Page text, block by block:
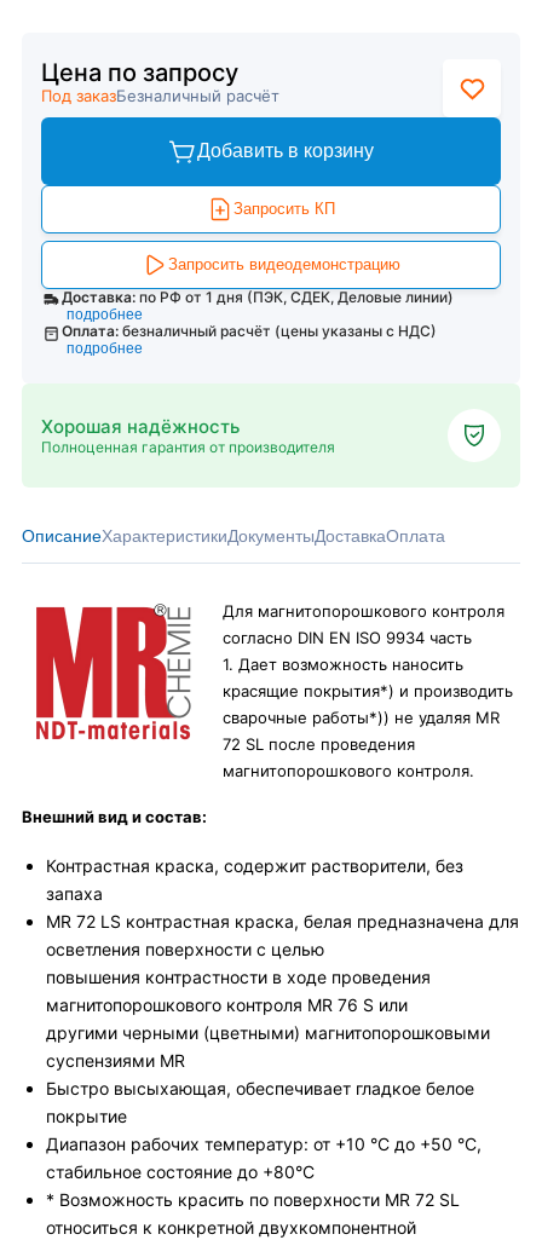
Цена по запросу
Под заказБезналичный расчёт
Добавить в корзину
Запросить КП
Запросить видеодемонстрацию
Доставка: по РФ от 1 дня (ПЭК, СДЕК, Деловые линии)
подробнее
Оплата: безналичный расчёт (цены указаны с НДС)
подробнее
Хорошая надёжность
Полноценная гарантия от производителя
ОписаниеХарактеристикиДокументыДоставкаОплата
Для магнитопорошкового контроля
согласно DIN EN ISO 9934 часть
1. Дает возможность наносить
красящие покрытия*) и производить
сварочные работы*)) не удаляя MR
72 SL после проведения
магнитопорошкового контроля.
Внешний вид и состав:
Контрастная краска, содержит растворители, без
запаха
MR 72 LS контрастная краска, белая предназначена для
осветления поверхности с целью
повышения контрастности в ходе проведения
магнитопорошкового контроля MR 76 S или
другими черными (цветными) магнитопорошковыми
суспензиями MR
Быстро высыхающая, обеспечивает гладкое белое
покрытие
Диапазон рабочих температур: от +10 °C до +50 °C,
стабильное состояние до +80°С
* Возможность красить по поверхности MR 72 SL
относиться к конкретной двухкомпонентной